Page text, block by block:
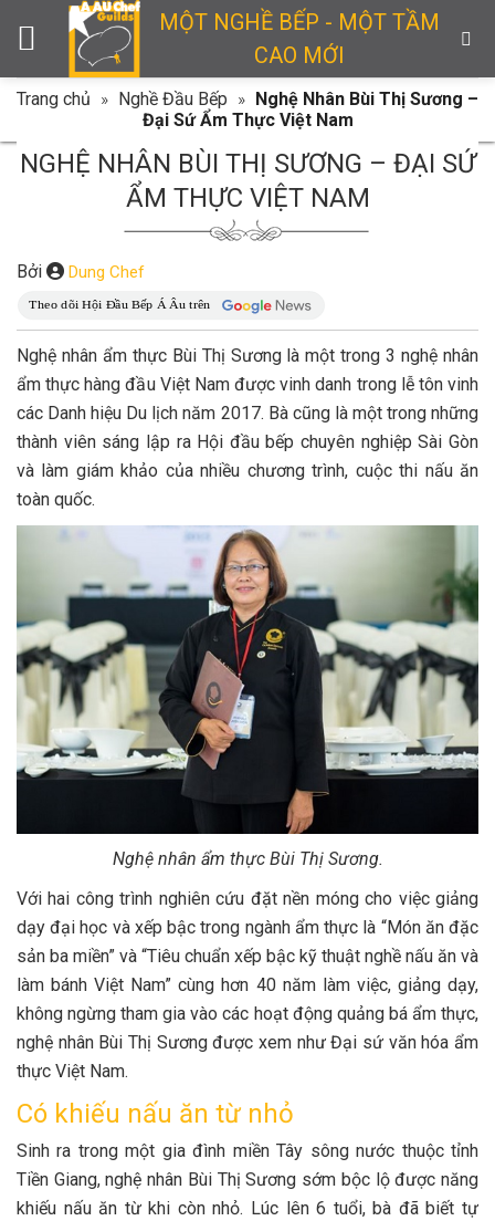
MỘT NGHỀ BẾP - MỘT TẦM
CAO MỚI
Trang chủ » Nghề Đầu Bếp » Nghệ Nhân Bùi Thị Sương –
Đại Sứ Ẩm Thực Việt Nam
NGHỆ NHÂN BÙI THỊ SƯƠNG – ĐẠI SỨ
ẨM THỰC VIỆT NAM
Bởi Dung Chef
Nghệ nhân ẩm thực Bùi Thị Sương là một trong 3 nghệ nhân
ẩm thực hàng đầu Việt Nam được vinh danh trong lễ tôn vinh
các Danh hiệu Du lịch năm 2017. Bà cũng là một trong những
thành viên sáng lập ra Hội đầu bếp chuyên nghiệp Sài Gòn
và làm giám khảo của nhiều chương trình, cuộc thi nấu ăn
toàn quốc.
Nghệ nhân ẩm thực Bùi Thị Sương.
Với hai công trình nghiên cứu đặt nền móng cho việc giảng
dạy đại học và xếp bậc trong ngành ẩm thực là “Món ăn đặc
sản ba miền” và “Tiêu chuẩn xếp bậc kỹ thuật nghề nấu ăn và
làm bánh Việt Nam” cùng hơn 40 năm làm việc, giảng dạy,
không ngừng tham gia vào các hoạt động quảng bá ẩm thực,
nghệ nhân Bùi Thị Sương được xem như Đại sứ văn hóa ẩm
thực Việt Nam.
Có khiếu nấu ăn từ nhỏ
Sinh ra trong một gia đình miền Tây sông nước thuộc tỉnh
Tiền Giang, nghệ nhân Bùi Thị Sương sớm bộc lộ được năng
khiếu nấu ăn từ khi còn nhỏ. Lúc lên 6 tuổi, bà đã biết tự